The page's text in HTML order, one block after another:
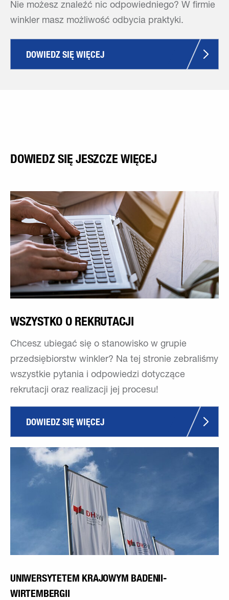
Nie możesz znaleźć nic odpowiedniego? W firmie
winkler masz możliwość odbycia praktyki.
DOWIEDZ SIĘ WIĘCEJ
DOWIEDZ SIĘ JESZCZE WIĘCEJ
WSZYSTKO O REKRUTACJI
Chcesz ubiegać się o stanowisko w grupie
przedsiębiorstw winkler? Na tej stronie zebraliśmy
wszystkie pytania i odpowiedzi dotyczące
rekrutacji oraz realizacji jej procesu!
DOWIEDZ SIĘ WIĘCEJ
UNIWERSYTETEM KRAJOWYM BADENII-
WIRTEMBERGII